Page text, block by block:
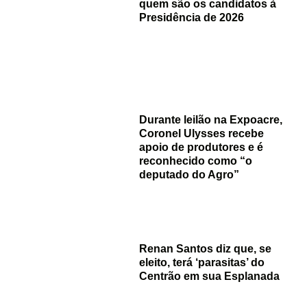
quem são os candidatos à
Presidência de 2026
Durante leilão na Expoacre,
Coronel Ulysses recebe
apoio de produtores e é
reconhecido como “o
deputado do Agro”
Renan Santos diz que, se
eleito, terá ‘parasitas’ do
Centrão em sua Esplanada